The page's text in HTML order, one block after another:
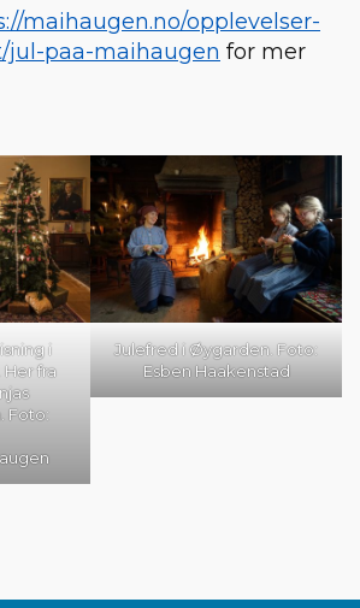
maihaugen.no/opplevelser-
jul-paa-maihaugen for mer
i
fra
Foto:
Julefred i Øygarden. Foto:
Esben Haakenstad